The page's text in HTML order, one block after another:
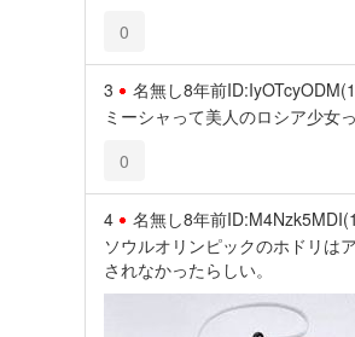
0
3 名無し8年前
ミーシャって美人のロシア少女
0
4 名無し8年前
ソウルオリンピックのホドリは
されなかったらしい。